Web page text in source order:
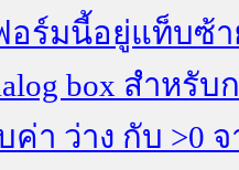
อร์มนี้อยู่แท็บซ้
box สำหรั
ค่า ว่าง กับ >0